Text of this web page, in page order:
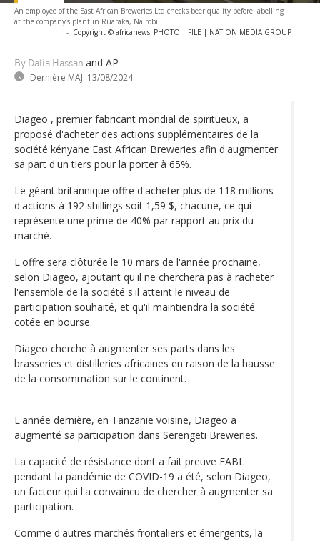
An employee of the East African Breweries Ltd checks beer quality before labelling
at the company’s plant in Ruaraka, Nairobi.
- Copyright © africanews PHOTO | FILE | NATION MEDIA GROUP
By Dalia Hassan and AP
Dernière MAJ: 13/08/2024
Diageo , premier fabricant mondial de spiritueux, a
proposé d'acheter des actions supplémentaires de la
société kényane East African Breweries afin d'augmenter
sa part d'un tiers pour la porter à 65%.
Le géant britannique offre d'acheter plus de 118 millions
d'actions à 192 shillings soit 1,59 $, chacune, ce qui
représente une prime de 40% par rapport au prix du
marché.
L'offre sera clôturée le 10 mars de l'année prochaine,
selon Diageo, ajoutant qu'il ne cherchera pas à racheter
l'ensemble de la société s'il atteint le niveau de
participation souhaité, et qu'il maintiendra la société
cotée en bourse.
Diageo cherche à augmenter ses parts dans les
brasseries et distilleries africaines en raison de la hausse
de la consommation sur le continent.
L'année dernière, en Tanzanie voisine, Diageo a
augmenté sa participation dans Serengeti Breweries.
La capacité de résistance dont a fait preuve EABL
pendant la pandémie de COVID-19 a été, selon Diageo,
un facteur qui l'a convaincu de chercher à augmenter sa
participation.
Comme d'autres marchés frontaliers et émergents, la